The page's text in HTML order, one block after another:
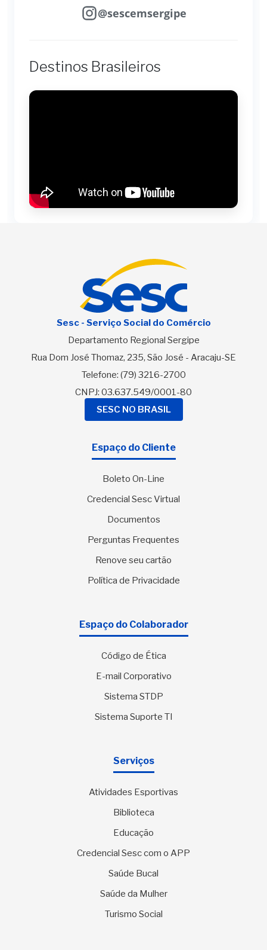
@sescemsergipe
Destinos Brasileiros
Sesc - Serviço Social do Comércio
Departamento Regional Sergipe
Rua Dom José Thomaz, 235, São José - Aracaju-SE
Telefone: (79) 3216-2700
CNPJ: 03.637.549/0001-80
SESC NO BRASIL
Espaço do Cliente
Boleto On-Line
Credencial Sesc Virtual
Documentos
Perguntas Frequentes
Renove seu cartão
Política de Privacidade
Espaço do Colaborador
Código de Ética
E-mail Corporativo
Sistema STDP
Sistema Suporte TI
Serviços
Atividades Esportivas
Biblioteca
Educação
Credencial Sesc com o APP
Saúde Bucal
Saúde da Mulher
Turismo Social